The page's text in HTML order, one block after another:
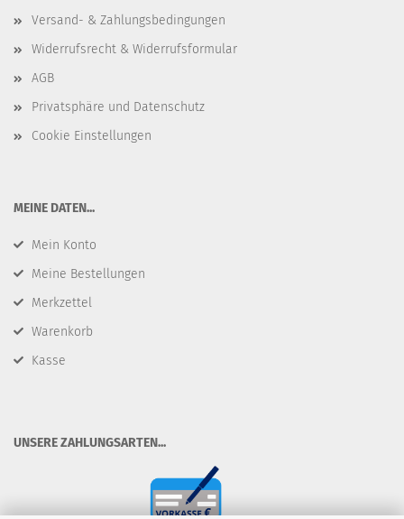
Versand- & Zahlungsbedingungen
Widerrufsrecht & Widerrufsformular
AGB
Privatsphäre und Datenschutz
Cookie Einstellungen
​MEINE DATEN...
Mein Konto
Meine Bestellungen
Merkzettel
Warenkorb
Kasse
​UNSERE ZAHLUNGSARTEN...